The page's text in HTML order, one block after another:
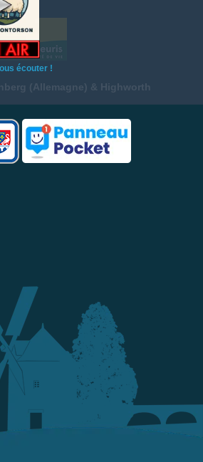
écouter !
(Allemagne) & Highworth